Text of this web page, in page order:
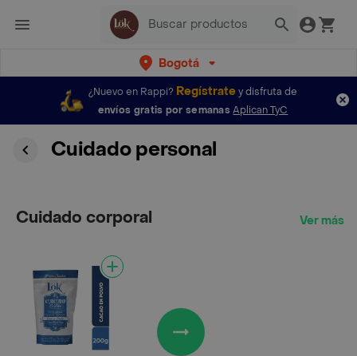
Bogotá
¿Nuevo en Rappi? Regístratey disfruta de
envíos gratis por semanas Aplican TyC
Cuidado personal
Cuidado corporal Ver más